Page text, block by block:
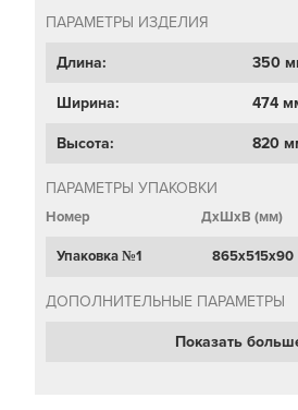
ПАРАМЕТРЫ ИЗДЕЛИЯ
Длина: 350
Ширина: 474
Высота: 820
ПАРАМЕТРЫ УПАКОВКИ
Номер ДхШхВ (мм)
Упаковка №1 865х515х90
ДОПОЛНИТЕЛЬНЫЕ ПАРАМЕТРЫ
Показать